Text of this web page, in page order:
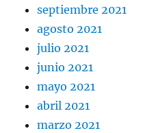
septiembre 2021
agosto 2021
julio 2021
junio 2021
mayo 2021
abril 2021
marzo 2021